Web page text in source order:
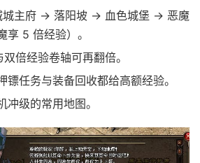
城主府 → 落阳坡 → 血色城堡 → 恶魔
享 5 倍经验）。
倍经验卷轴可再翻倍。
镖任务与装备回收都给高额经验。
级的常用地图。